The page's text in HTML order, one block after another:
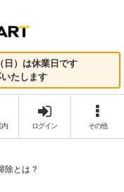
日）は休業日です
たします
内 ログイン その他
除とは？